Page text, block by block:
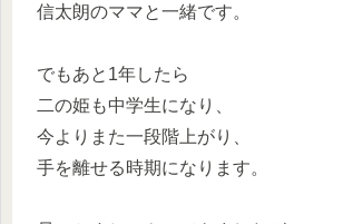
信太朗のママと一緒です。
でもあと1年したら
二の姫も中学生になり、
今よりまた一段階上がり、
手を離せる時期になります。